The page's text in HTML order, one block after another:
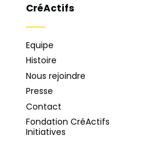
CréActifs
Equipe
Histoire
Nous rejoindre
Presse
Contact
Fondation CréActifs
Initiatives